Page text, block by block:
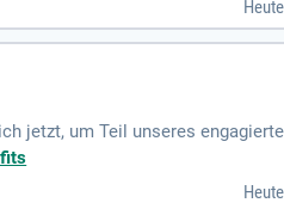
und Bissschablonen. Wir bieten
jetzt und werden Sie Teil
jetzt, um Teil unseres
übernimmst die
Verantwortungsbewusstsein
essentiell, um effektive